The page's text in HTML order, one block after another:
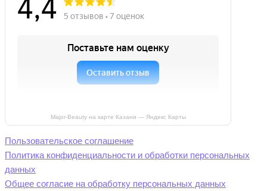
Major-Beauty на карте Казани — Яндекс Карты
Пользовательское соглашение
Политика конфиденциальности и обработки персональных
данных
Общее согласие на обработку персональных данных